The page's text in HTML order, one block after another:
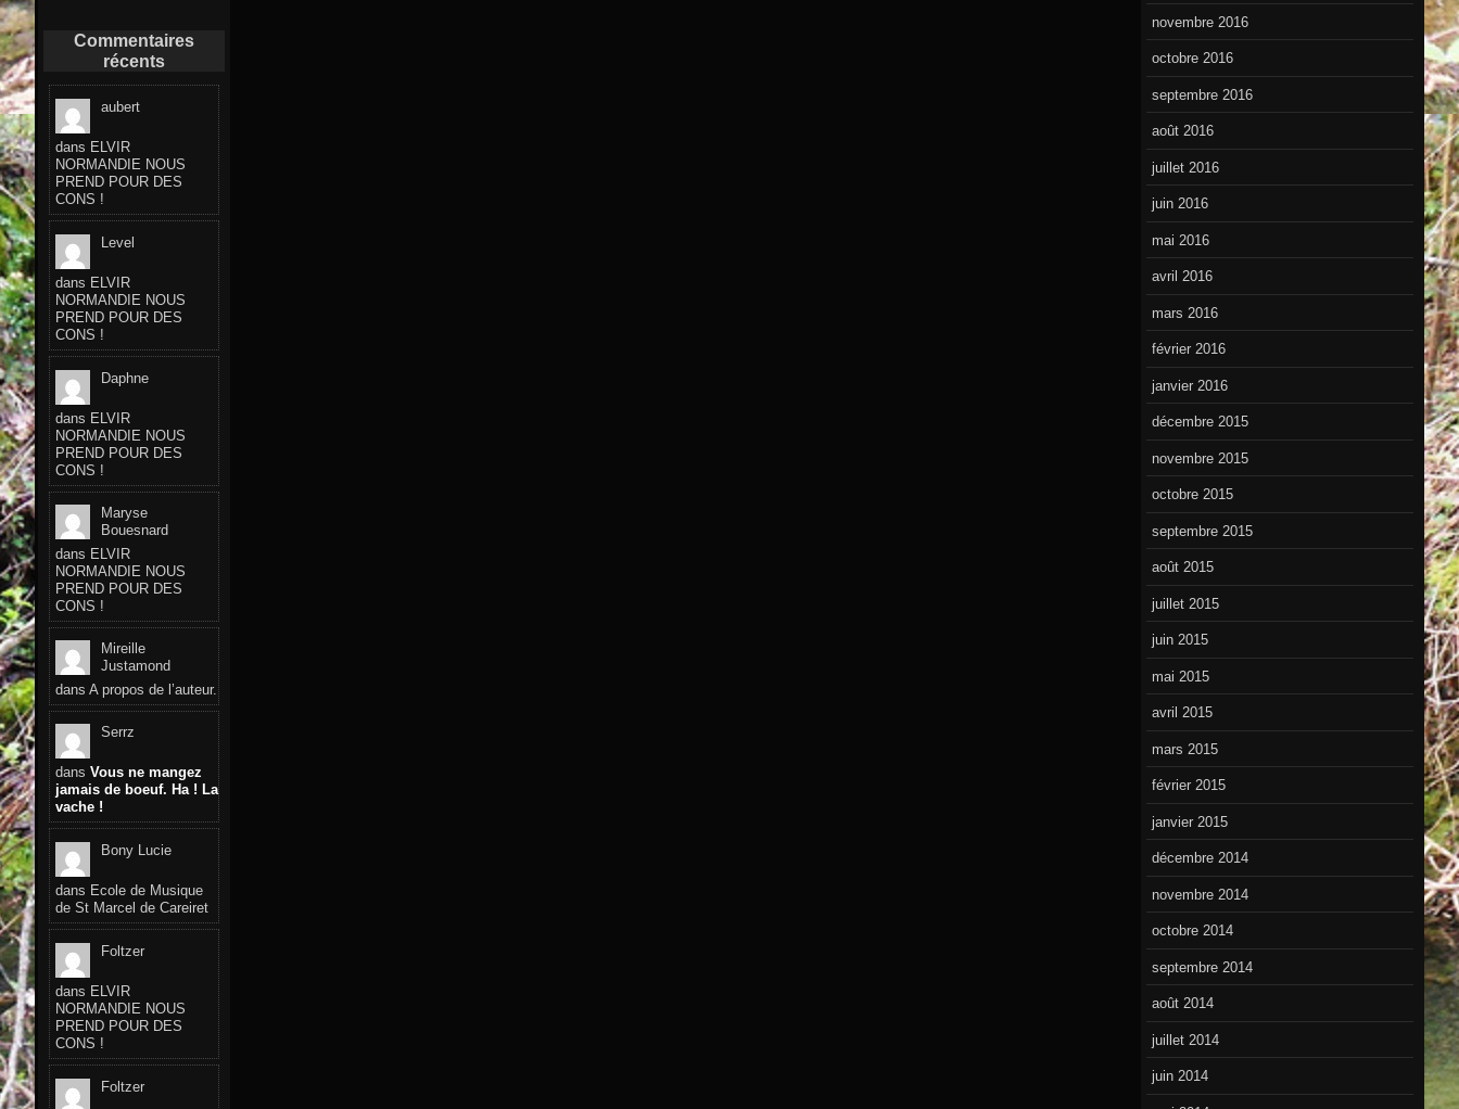
novembre 2016
octobre 2016
septembre 2016
août 2016
juillet 2016
juin 2016
mai 2016
avril 2016
mars 2016
février 2016
janvier 2016
décembre 2015
novembre 2015
octobre 2015
septembre 2015
août 2015
juillet 2015
juin 2015
mai 2015
avril 2015
mars 2015
février 2015
janvier 2015
décembre 2014
novembre 2014
octobre 2014
septembre 2014
août 2014
juillet 2014
juin 2014
Commentaires
récents
aubert
dans ELVIR
NORMANDIE NOUS
PREND POUR DES
CONS !
Level
dans ELVIR
NORMANDIE NOUS
PREND POUR DES
CONS !
Daphne
dans ELVIR
NORMANDIE NOUS
PREND POUR DES
CONS !
Maryse
Bouesnard
dans ELVIR
NORMANDIE NOUS
PREND POUR DES
CONS !
Mireille
Justamond
dans A propos de l’auteur.
Serrz
dans Vous ne mangez
jamais de boeuf. Ha ! La
vache !
Bony Lucie
dans Ecole de Musique
de St Marcel de Careiret
Foltzer
dans ELVIR
NORMANDIE NOUS
PREND POUR DES
CONS !
Foltzer